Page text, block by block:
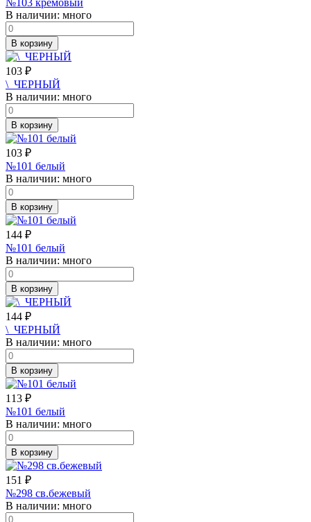
В наличии: много
В корзину
103 ₽
\_ЧЕРНЫЙ
В наличии: много
В корзину
103 ₽
№101 белый
В наличии: много
В корзину
144 ₽
№101 белый
В наличии: много
В корзину
144 ₽
\_ЧЕРНЫЙ
В наличии: много
В корзину
113 ₽
№101 белый
В наличии: много
В корзину
151 ₽
№298 св.бежевый
В наличии: много